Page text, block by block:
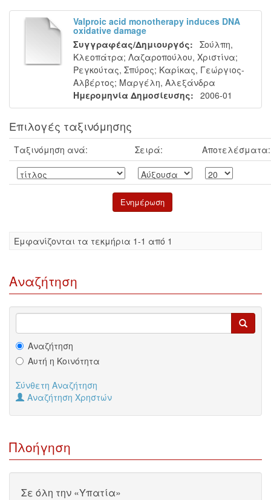
Valproic acid monotherapy induces DNA
oxidative damage
Συγγραφέας/Δημιουργός: Σούλπη,
Κλεοπάτρα; Λαζαροπούλου, Χριστίνα;
Ρεγκούτας, Σπύρος; Καρίκας, Γεώργιος-
Αλβέρτος; Μαργέλη, Αλεξάνδρα
Ημερομηνία Δημοσίευσης: 2006-01
Επιλογές ταξινόμησης
Ταξινόμηση ανά: Σειρά: Αποτελέσματα:
Eμφανίζονται τα τεκμήρια 1-1 από 1
Αναζήτηση
Αναζήτηση
Αυτή η Κοινότητα
Σύνθετη Αναζήτηση
Αναζήτηση Χρηστών
Πλοήγηση
Σε όλη την «Υπατία»